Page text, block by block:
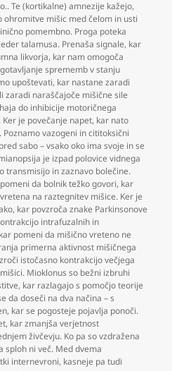
Te (kortikalne) amnezije kažejo,
ohromitve mišic med čelom in usti
pomembno. Proga poteka
talamusa. Prenaša signale, kar
likvorja, kar nam omogoča
sprememb v stanju
upoštevati, kar nastane zaradi
zaradi naraščajoče mišične sile
do inhibicije motoričnega
je povečanje napet, kar nato
vazogeni in cititoksični
sabo – vsako oko ima svoje in se
je izpad polovice vidnega
transmisijo in zaznavo bolečine.
da bolnik težko govori, kar
na raztegnitev mišice. Ker je
, kar povzroča znake Parkinsonove
intrafuzalnih in
pomeni da mišično vreteno ne
primerna aktivnost mišičnega
istočasno kontrakcijo večjega
Mioklonus so bežni izbruhi
, kar razlagajo s pomočjo teorije
da doseči na dva načina – s
, kar se pogosteje pojavlja ponoči.
, kar zmanjša verjetnost
živčevju. Ko pa so vzdražena
sploh ni več. Med dvema
internevroni, kasneje pa tudi